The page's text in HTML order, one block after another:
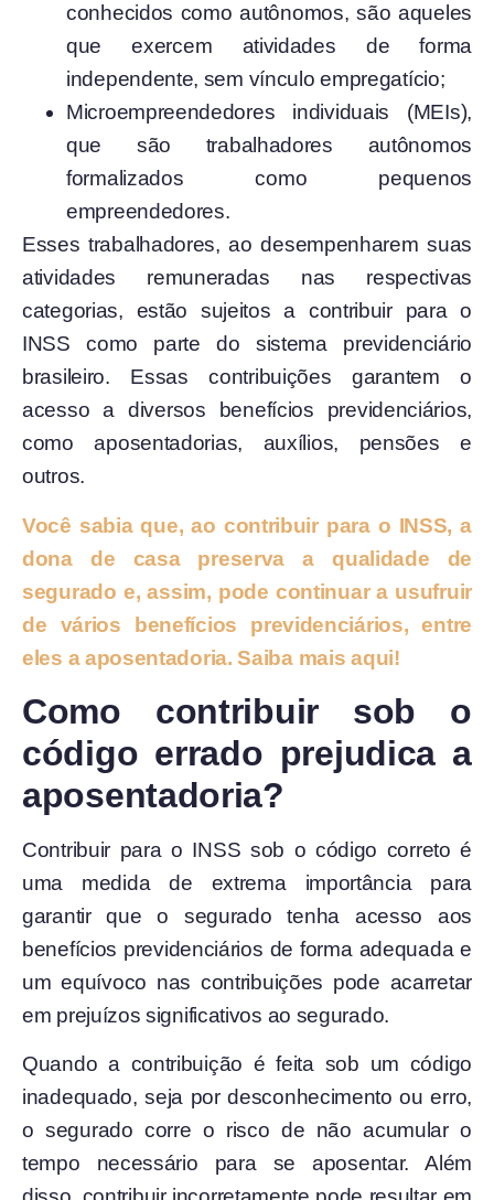
conhecidos como autônomos, são aqueles
que exercem atividades de forma
independente, sem vínculo empregatício;
Microempreendedores individuais (MEIs),
que são trabalhadores autônomos
formalizados como pequenos
empreendedores.
Esses trabalhadores, ao desempenharem suas
atividades remuneradas nas respectivas
categorias, estão sujeitos a contribuir para o
INSS como parte do sistema previdenciário
brasileiro. Essas contribuições garantem o
acesso a diversos benefícios previdenciários,
como aposentadorias, auxílios, pensões e
outros.
Você sabia que, ao contribuir para o INSS, a
dona de casa preserva a qualidade de
segurado e, assim, pode continuar a usufruir
de vários benefícios previdenciários, entre
eles a aposentadoria. Saiba mais aqui!
Como contribuir sob o
código errado prejudica a
aposentadoria?
Contribuir para o INSS sob o código correto é
uma medida de extrema importância para
garantir que o segurado tenha acesso aos
benefícios previdenciários de forma adequada e
um equívoco nas contribuições pode acarretar
em prejuízos significativos ao segurado.
Quando a contribuição é feita sob um código
inadequado, seja por desconhecimento ou erro,
o segurado corre o risco de não acumular o
tempo necessário para se aposentar. Além